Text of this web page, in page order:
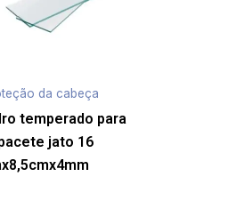
da cabeça
temperado para
jato 16